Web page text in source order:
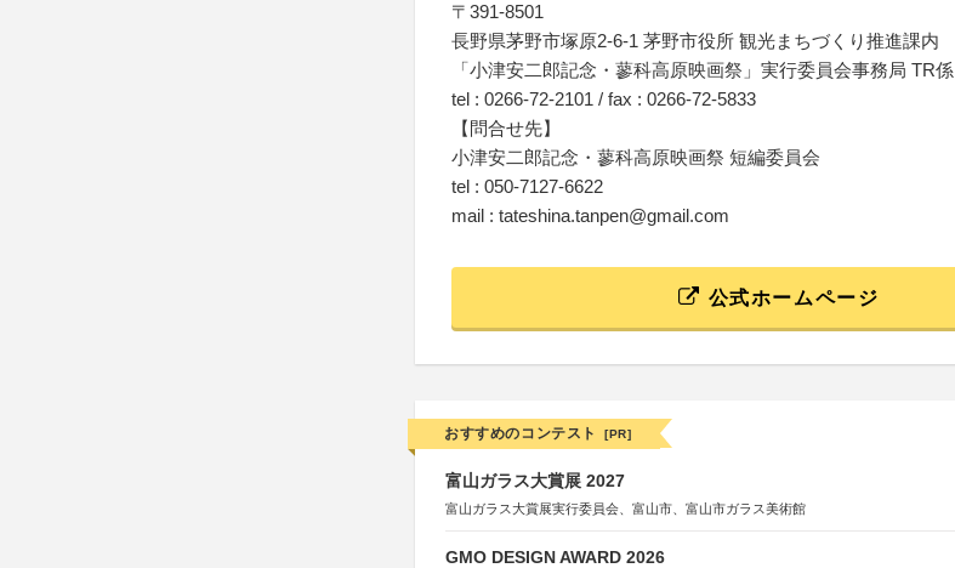
〒391-8501
長野県茅野市塚原2-6-1 茅野市役所 観光まちづくり推進課内
「小津安二郎記念・蓼科高原映画祭」実行委員会事務局 TR係
tel : 0266-72-2101 / fax : 0266-72-5833
【問合せ先】
小津安二郎記念・蓼科高原映画祭 短編委員会
tel : 050-7127-6622
mail : tateshina.tanpen@gmail.com
公式ホームページ
おすすめのコンテスト [PR]
富山ガラス大賞展 2027
富山ガラス大賞展実行委員会、富山市、富山市ガラス美術館
GMO DESIGN AWARD 2026